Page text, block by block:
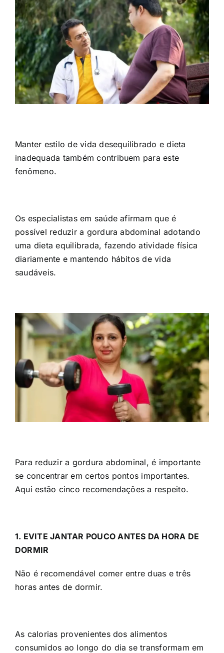
Manter estilo de vida desequilibrado e dieta
inadequada também contribuem para este
fenômeno.
Os especialistas em saúde afirmam que é
possível reduzir a gordura abdominal adotando
uma dieta equilibrada, fazendo atividade física
diariamente e mantendo hábitos de vida
saudáveis.
Para reduzir a gordura abdominal, é importante
se concentrar em certos pontos importantes.
Aqui estão cinco recomendações a respeito.
1. EVITE JANTAR POUCO ANTES DA HORA DE
DORMIR
Não é recomendável comer entre duas e três
horas antes de dormir.
As calorias provenientes dos alimentos
consumidos ao longo do dia se transformam em